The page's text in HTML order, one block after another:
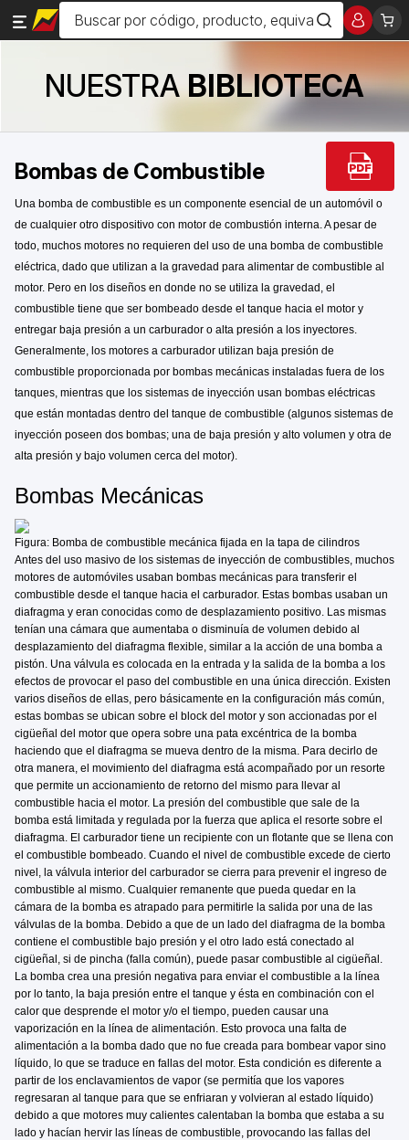
NUESTRABIBLIOTECA
Bombas de Combustible
Una bomba de combustible es un componente esencial de un automóvil o
de cualquier otro dispositivo con motor de combustión interna. A pesar de
todo, muchos motores no requieren del uso de una bomba de combustible
eléctrica, dado que utilizan a la gravedad para alimentar de combustible al
motor. Pero en los diseños en donde no se utiliza la gravedad, el
combustible tiene que ser bombeado desde el tanque hacia el motor y
entregar baja presión a un carburador o alta presión a los inyectores.
Generalmente, los motores a carburador utilizan baja presión de
combustible proporcionada por bombas mecánicas instaladas fuera de los
tanques, mientras que los sistemas de inyección usan bombas eléctricas
que están montadas dentro del tanque de combustible (algunos sistemas de
inyección poseen dos bombas; una de baja presión y alto volumen y otra de
alta presión y bajo volumen cerca del motor).
Bombas Mecánicas
Figura: Bomba de combustible mecánica fijada en la tapa de cilindros
Antes del uso masivo de los sistemas de inyección de combustibles, muchos
motores de automóviles usaban bombas mecánicas para transferir el
combustible desde el tanque hacia el carburador. Estas bombas usaban un
diafragma y eran conocidas como de desplazamiento positivo. Las mismas
tenían una cámara que aumentaba o disminuía de volumen debido al
desplazamiento del diafragma flexible, similar a la acción de una bomba a
pistón. Una válvula es colocada en la entrada y la salida de la bomba a los
efectos de provocar el paso del combustible en una única dirección. Existen
varios diseños de ellas, pero básicamente en la configuración más común,
estas bombas se ubican sobre el block del motor y son accionadas por el
cigüeñal del motor que opera sobre una pata excéntrica de la bomba
haciendo que el diafragma se mueva dentro de la misma. Para decirlo de
otra manera, el movimiento del diafragma está acompañado por un resorte
que permite un accionamiento de retorno del mismo para llevar al
combustible hacia el motor. La presión del combustible que sale de la
bomba está limitada y regulada por la fuerza que aplica el resorte sobre el
diafragma. El carburador tiene un recipiente con un flotante que se llena con
el combustible bombeado. Cuando el nivel de combustible excede de cierto
nivel, la válvula interior del carburador se cierra para prevenir el ingreso de
combustible al mismo. Cualquier remanente que pueda quedar en la
cámara de la bomba es atrapado para permitirle la salida por una de las
válvulas de la bomba. Debido a que de un lado del diafragma de la bomba
contiene el combustible bajo presión y el otro lado está conectado al
cigüeñal, si de pincha (falla común), puede pasar combustible al cigüeñal.
La bomba crea una presión negativa para enviar el combustible a la línea
por lo tanto, la baja presión entre el tanque y ésta en combinación con el
calor que desprende el motor y/o el tiempo, pueden causar una
vaporización en la línea de alimentación. Esto provoca una falta de
alimentación a la bomba dado que no fue creada para bombear vapor sino
líquido, lo que se traduce en fallas del motor. Esta condición es diferente a
partir de los enclavamientos de vapor (se permitía que los vapores
regresaran al tanque para que se enfriaran y volvieran al estado líquido)
debido a que motores muy calientes calentaban la bomba que estaba a su
lado y hacían hervir las líneas de combustible, provocando las fallas del